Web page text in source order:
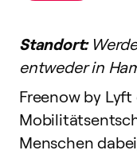
Standort:
entweder in
Freenow by
Menschen